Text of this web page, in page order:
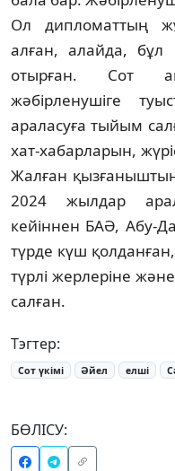
Ол дипломаттың
алған, алайда, бұл
отырған. Сот
жәбірленушіге
араласуға тыйым
хат-хабарларын,
Жалған қызғаныштың
2024 жылдар
кейіннен БАӘ, Абу-
түрде күш
түрлі жерлеріне
салған.
Тэгтер:
Сот үкімі Әйел елші
БӨЛІСУ: